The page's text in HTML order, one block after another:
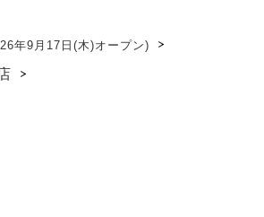
年9月17日(木)オープン)